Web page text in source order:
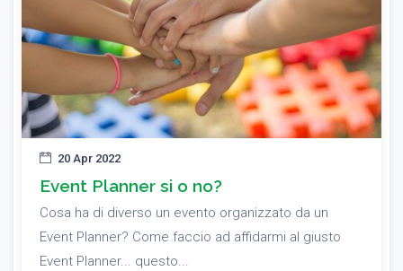
20 Apr 2022
Event Planner si o no?
Cosa ha di diverso un evento organizzato da un
Event Planner? Come faccio ad affidarmi al giusto
Event Planner... questo...